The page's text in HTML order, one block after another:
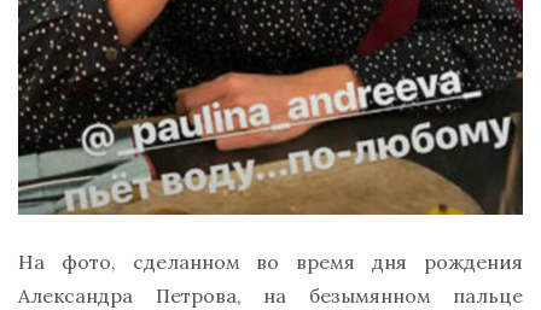
На фото, сделанном во время дня рождения
Александра Петрова, на безымянном пальце